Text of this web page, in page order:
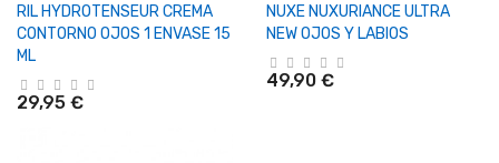
RIL HYDROTENSEUR CREMA
CONTORNO OJOS 1 ENVASE 15
ML
29,95 €
NUXE NUXURIANCE ULTRA
NEW OJOS Y LABIOS
49,90 €